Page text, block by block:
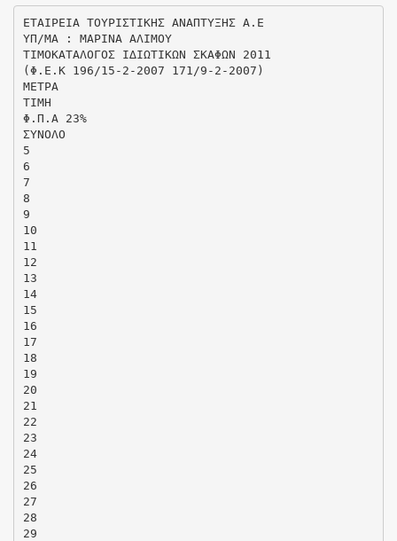
ΕΤΑΙΡΕΙΑ ΤΟΥΡΙΣΤΙΚΗΣ ΑΝΑΠΤΥΞΗΣ Α.Ε
ΥΠ/ΜΑ : ΜΑΡΙΝΑ ΑΛΙΜΟΥ
ΤΙΜΟΚΑΤΑΛΟΓΟΣ Ι∆ΙΩΤΙΚΩΝ ΣΚΑΦΩΝ 2011
(Φ.Ε.Κ 196/15-2-2007 171/9-2-2007)
ΜΕΤΡΑ
ΤΙΜΗ
Φ.Π.Α 23%
ΣΥΝΟΛΟ
5
6
7
8
9
10
11
12
13
14
15
16
17
18
19
20
21
22
23
24
25
26
27
28
29